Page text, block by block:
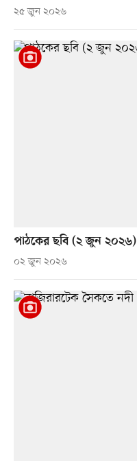
২৫ জুন ২০২৬
পাঠকের ছবি (২ জুন ২০২৬)
০২ জুন ২০২৬